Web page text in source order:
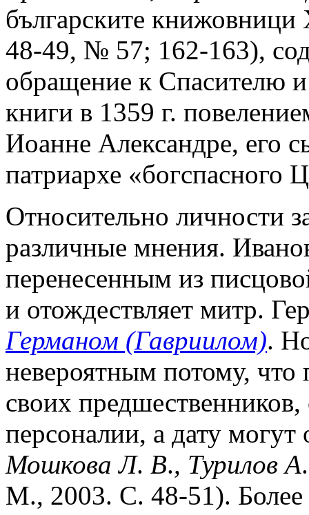
българските
48-49, № 57; 162-163),
обращение к Спасителю
книги в 1359 г.
Иоанне Александре,
патриархе «богспасного
Относительно личности
различные мнения.
перенесенным из
и отождествляет митр.
Германом (Гавриилом).
невероятным потому, что
своих
персоналии, а дату
Мошкова Л. В., Турилов А
М., 2003. С. 48-51). Более